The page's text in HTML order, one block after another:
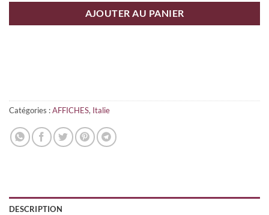
AJOUTER AU PANIER
Catégories :AFFICHES, Italie
DESCRIPTION